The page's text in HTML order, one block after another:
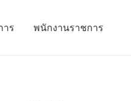
าร พนักงานราชการ